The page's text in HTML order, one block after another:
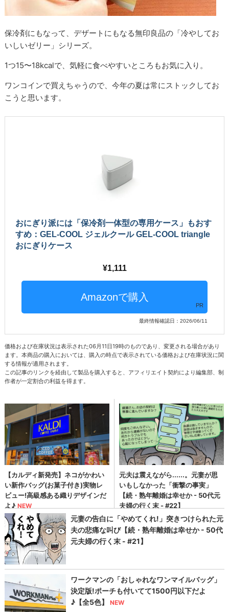
保冷剤にもなって、デザートにもなる無印良品の「冷やしてお
いしいゼリー」シリーズ。
1つ15〜18kcalで、気軽に食べやすいところもお気に入り。
ワンコインで買えちゃうので、今年の夏は常にストックしてお
こうと思います。
おにぎり派には「保冷剤一体型の専用ケース」もおす
すめ：GEL-COOL ジェルクール GEL-COOL triangle
おにぎりケース
1,111
PR
最終情報確認日：2026/06/11
価格および在庫状況は表示された06月11日19時のものであり、変更される場合があり
ます。本商品の購入においては、購入の時点で表示されている価格および在庫状況に関
する情報が適用されます。
この記事のリンクを経由して製品を購入すると、アフィリエイト契約により編集部、制
作者が一定割合の利益を得ます。